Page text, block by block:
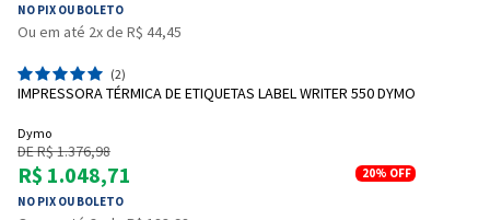
Entrega Flash
Cartão de crédito
Retire na Loja
NO PIX OU BOLETO
Ou em até 2x de R$ 44,45
(2)
IMPRESSORA TÉRMICA DE ETIQUETAS LABEL WRITER 550 DYMO
Dymo
DE R$ 1.376,98
R$ 1.048,71
NO PIX OU BOLETO
20% OFF